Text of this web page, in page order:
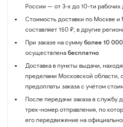
России — от 3-х до 10-ти рабочих
Стоимость доставки по Москве и
составляет 150 ₽, в другие
При заказе на сумму более 10
осуществлена бесплатно
Доставка в пункты выдачи,
пределами Московской области,
предоплаты заказа с учётом
После передачи заказа в
трек-номер отправления, по
его передвижение на